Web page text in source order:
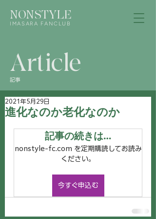
NONSTYLE
IMASARA FANCLUB
Article
記事
進化なのか老化なのか
2021年5月29日
記事の続きは…
nonstyle-fc.com を定期購読してお読み
ください。
今すぐ申込む